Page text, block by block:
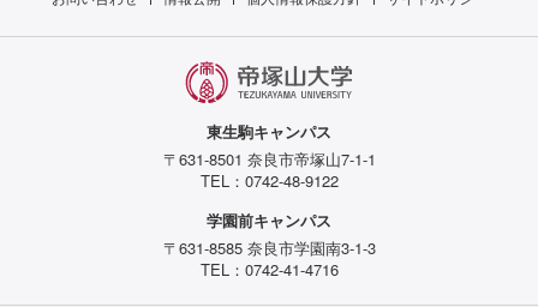
東生駒キャンパス
〒631-8501 奈良市帝塚山7-1-1
TEL：0742-48-9122
学園前キャンパス
〒631-8585 奈良市学園南3-1-3
TEL：0742-41-4716